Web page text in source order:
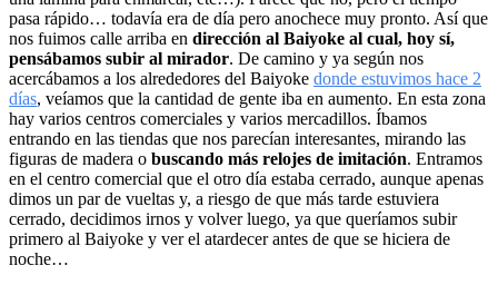
pasa rápido… todavía era de día pero anochece muy pronto. Así que
nos fuimos calle arriba en dirección al Baiyoke al cual, hoy sí,
pensábamos subir al mirador. De camino y ya según nos
acercábamos a los alrededores del Baiyoke donde estuvimos hace 2
días, veíamos que la cantidad de gente iba en aumento. En esta zona
hay varios centros comerciales y varios mercadillos. Íbamos
entrando en las tiendas que nos parecían interesantes, mirando las
figuras de madera o buscando más relojes de imitación. Entramos
en el centro comercial que el otro día estaba cerrado, aunque apenas
dimos un par de vueltas y, a riesgo de que más tarde estuviera
cerrado, decidimos irnos y volver luego, ya que queríamos subir
primero al Baiyoke y ver el atardecer antes de que se hiciera de
noche…